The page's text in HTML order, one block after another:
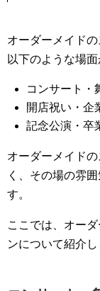
オーダーメイド
以下のような場面
コンサート・
開店祝い・企
記念公演・卒
オーダーメイド
く、その場の雰
す。
ここでは、オー
ンについて紹介し